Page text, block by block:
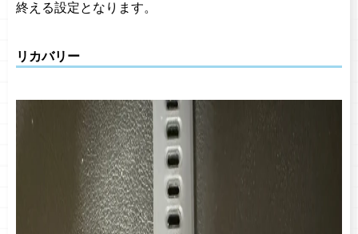
終える設定となります。
リカバリー